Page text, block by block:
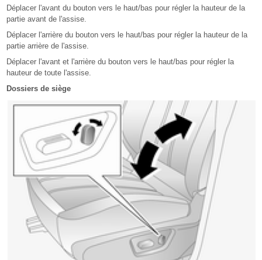
Déplacer l'avant du bouton vers le haut/bas pour régler la hauteur de la
partie avant de l'assise.
Déplacer l'arrière du bouton vers le haut/bas pour régler la hauteur de la
partie arrière de l'assise.
Déplacer l'avant et l'arrière du bouton vers le haut/bas pour régler la
hauteur de toute l'assise.
Dossiers de siège